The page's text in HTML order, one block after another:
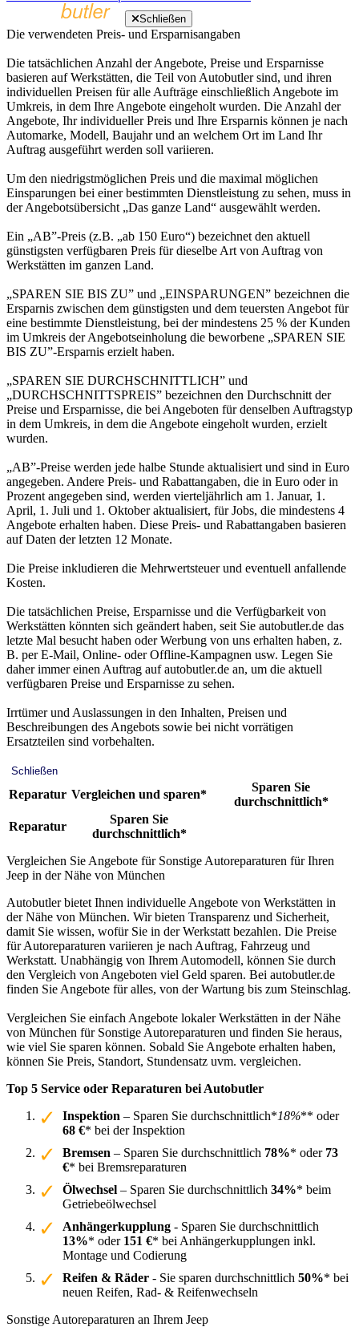
Schließen
Die verwendeten Preis- und Ersparnisangaben
Die tatsächlichen Anzahl der Angebote, Preise und Ersparnisse
basieren auf Werkstätten, die Teil von Autobutler sind, und ihren
individuellen Preisen für alle Aufträge einschließlich Angebote im
Umkreis, in dem Ihre Angebote eingeholt wurden. Die Anzahl der
Angebote, Ihr individueller Preis und Ihre Ersparnis können je nach
Automarke, Modell, Baujahr und an welchem Ort im Land Ihr
Auftrag ausgeführt werden soll variieren.
Um den niedrigstmöglichen Preis und die maximal möglichen
Einsparungen bei einer bestimmten Dienstleistung zu sehen, muss in
der Angebotsübersicht „Das ganze Land“ ausgewählt werden.
Ein „AB”-Preis (z.B. „ab 150 Euro“) bezeichnet den aktuell
günstigsten verfügbaren Preis für dieselbe Art von Auftrag von
Werkstätten im ganzen Land.
„SPAREN SIE BIS ZU” und „EINSPARUNGEN” bezeichnen die
Ersparnis zwischen dem günstigsten und dem teuersten Angebot für
eine bestimmte Dienstleistung, bei der mindestens 25 % der Kunden
im Umkreis der Angebotseinholung die beworbene „SPAREN SIE
BIS ZU”-Ersparnis erzielt haben.
„SPAREN SIE DURCHSCHNITTLICH” und
„DURCHSCHNITTSPREIS” bezeichnen den Durchschnitt der
Preise und Ersparnisse, die bei Angeboten für denselben Auftragstyp
in dem Umkreis, in dem die Angebote eingeholt wurden, erzielt
wurden.
„AB”-Preise werden jede halbe Stunde aktualisiert und sind in Euro
angegeben. Andere Preis- und Rabattangaben, die in Euro oder in
Prozent angegeben sind, werden vierteljährlich am 1. Januar, 1.
April, 1. Juli und 1. Oktober aktualisiert, für Jobs, die mindestens 4
Angebote erhalten haben. Diese Preis- und Rabattangaben basieren
auf Daten der letzten 12 Monate.
Die Preise inkludieren die Mehrwertsteuer und eventuell anfallende
Kosten.
Die tatsächlichen Preise, Ersparnisse und die Verfügbarkeit von
Werkstätten könnten sich geändert haben, seit Sie autobutler.de das
letzte Mal besucht haben oder Werbung von uns erhalten haben, z.
B. per E-Mail, Online- oder Offline-Kampagnen usw. Legen Sie
daher immer einen Auftrag auf autobutler.de an, um die aktuell
verfügbaren Preise und Ersparnisse zu sehen.
Irrtümer und Auslassungen in den Inhalten, Preisen und
Beschreibungen des Angebots sowie bei nicht vorrätigen
Ersatzteilen sind vorbehalten.
Schließen
Reparatur Vergleichen und sparen*
Sparen Sie
durchschnittlich*
Reparatur
Sparen Sie
durchschnittlich*
Vergleichen Sie Angebote für Sonstige Autoreparaturen für Ihren
Jeep in der Nähe von München
Autobutler bietet Ihnen individuelle Angebote von Werkstätten in
der Nähe von München. Wir bieten Transparenz und Sicherheit,
damit Sie wissen, wofür Sie in der Werkstatt bezahlen. Die Preise
für Autoreparaturen variieren je nach Auftrag, Fahrzeug und
Werkstatt. Unabhängig von Ihrem Automodell, können Sie durch
den Vergleich von Angeboten viel Geld sparen. Bei autobutler.de
finden Sie Angebote für alles, von der Wartung bis zum Steinschlag.
Vergleichen Sie einfach Angebote lokaler Werkstätten in der Nähe
von München für Sonstige Autoreparaturen und finden Sie heraus,
wie viel Sie sparen können. Sobald Sie Angebote erhalten haben,
können Sie Preis, Standort, Stundensatz uvm. vergleichen.
Top 5 Service oder Reparaturen bei Autobutler
Inspektion – Sparen Sie durchschnittlich*18%** oder
68 €* bei der Inspektion
Bremsen – Sparen Sie durchschnittlich 78%* oder 73
€* bei Bremsreparaturen
Ölwechsel – Sparen Sie durchschnittlich 34%* beim
Getriebeölwechsel
Anhängerkupplung - Sparen Sie durchschnittlich
13%* oder 151 €* bei Anhängerkupplungen inkl.
Montage und Codierung
Reifen & Räder - Sie sparen durchschnittlich 50%* bei
neuen Reifen, Rad- & Reifenwechseln
Sonstige Autoreparaturen an Ihrem Jeep